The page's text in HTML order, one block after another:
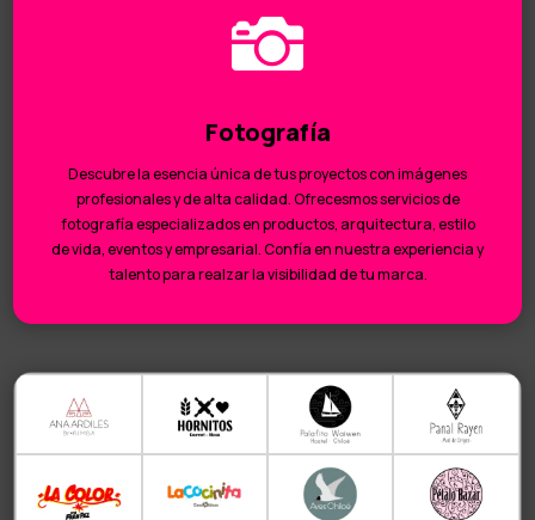

Fotografía
Descubre la esencia única de tus proyectos con imágenes
profesionales y de alta calidad. Ofrecesmos servicios de
fotografía especializados en productos, arquitectura, estilo
de vida, eventos y empresarial. Confía en nuestra experiencia y
talento para realzar la visibilidad de tu marca.